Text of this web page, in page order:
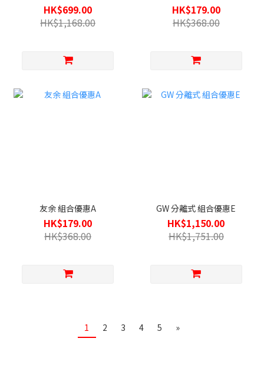
HK$699.00
HK$1,168.00
HK$179.00
HK$368.00
友余 組合優惠A
HK$179.00
HK$368.00
GW 分離式 組合優惠E
HK$1,150.00
HK$1,751.00
1 2 3 4 5 »